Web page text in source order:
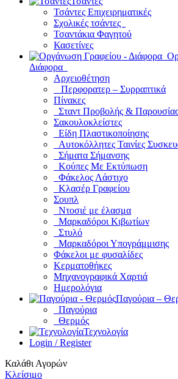
Τσάντες Επιχειρηματικές
Σχολικές τσάντες
Τσαντάκια Φαγητού
Κασετίνες
Διάφορα
Αρχειοθέτηση
Περφορατερ – Συρραπτικά
Πίνακες
Σταντ Προβολής &
Σακουλοκλείστες
Είδη Πλαστικοποίησης
Αυτοκόλλητες Ταινίες
Σήματα Σήμανσης
Κούπες Με Εκτύπωση
Φάκελος Λάστιχο
Κλασέρ Γραφείου
Σουπλ
Ντοσιέ με έλασμα
Μαρκαδόροι Κιβωτίων
Στυλό
Μαρκαδόροι Υπογράμμισης
Φάκελοι με φυσαλίδες
Κερματοθήκες
Μηχανογραφικά Χαρτιά
Ημερολόγια
Παγούρια –
Παγούρια
Θερμός
Τεχνολογία
Login / Register
Καλάθι Αγορών
Κλείσιμο